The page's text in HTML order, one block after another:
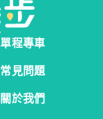
單程專車
常見問題
關於我們